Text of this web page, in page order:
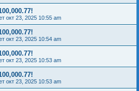
окт 23, 2025 10:55 am
окт 23, 2025 10:54 am
окт 23, 2025 10:53 am
окт 23, 2025 10:53 am